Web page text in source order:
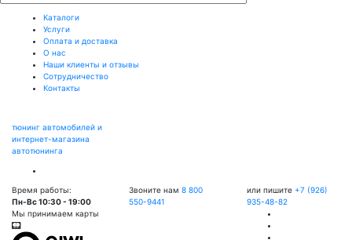
Каталоги
Услуги
Оплата и доставка
О нас
Наши клиенты и отзывы
Сотрудничество
Контакты
тюнинг автомобилей и
интернет-магазина
автотюнинга
Время работы:
Пн-Вс 10:30 - 19:00
Мы принимаем карты
Звоните нам 8 800
550-9441
или пишите +7 (926)
935-48-82